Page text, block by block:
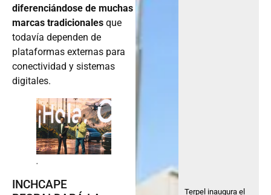
diferenciándose de muchas
marcas tradicionales que
todavía dependen de
plataformas externas para
conectividad y sistemas
digitales.
.
INCHCAPE
Terpel inaugura el